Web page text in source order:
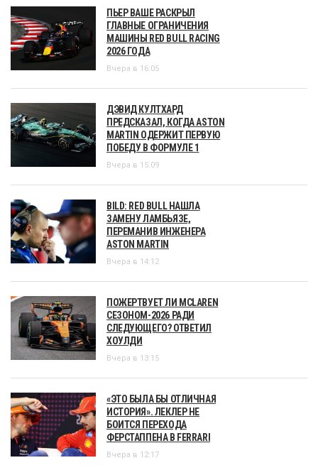
ПЬЕР ВАШЕ РАСКРЫЛ
ГЛАВНЫЕ ОГРАНИЧЕНИЯ
МАШИНЫ RED BULL RACING
2026 ГОДА
Вчера в 16:05
ДЭВИД КУЛТХАРД
ПРЕДСКАЗАЛ, КОГДА ASTON
MARTIN ОДЕРЖИТ ПЕРВУЮ
ПОБЕДУ В ФОРМУЛЕ 1
Вчера в 15:09
BILD: RED BULL НАШЛА
ЗАМЕНУ ЛАМБЬЯЗЕ,
ПЕРЕМАНИВ ИНЖЕНЕРА
ASTON MARTIN
Вчера в 14:12
ПОЖЕРТВУЕТ ЛИ MCLAREN
СЕЗОНОМ-2026 РАДИ
СЛЕДУЮЩЕГО? ОТВЕТИЛ
ХОУЛДИ
Вчера в 13:15
«ЭТО БЫЛА БЫ ОТЛИЧНАЯ
ИСТОРИЯ». ЛЕКЛЕР НЕ
БОИТСЯ ПЕРЕХОДА
ФЕРСТАППЕНА В FERRARI
Вчера в 12:17